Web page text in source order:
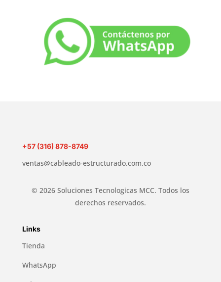
+57 (316) 878-8749
ventas@cableado-estructurado.com.co
© 2026 Soluciones Tecnologicas MCC. Todos los
derechos reservados.
Links
Tienda
WhatsApp